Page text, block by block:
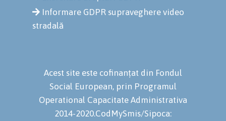
Informare GDPR supraveghere video
stradală
Acest site este cofinanțat din Fondul
Social European, prin Programul
Operational Capacitate Administrativa
2014-2020.CodMySmis/Sipoca: